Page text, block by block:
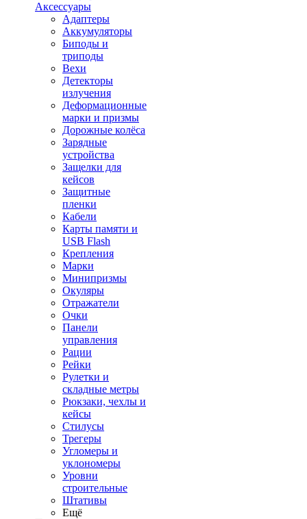
Аксессуары
Адаптеры
Аккумуляторы
Биподы и
триподы
Вехи
Детекторы
излучения
Деформационные
марки и призмы
Дорожные колёса
Зарядные
устройства
Защелки для
кейсов
Защитные
пленки
Кабели
Карты памяти и
USB Flash
Крепления
Марки
Минипризмы
Окуляры
Отражатели
Очки
Панели
управления
Рации
Рейки
Рулетки и
складные метры
Рюкзаки, чехлы и
кейсы
Стилусы
Трегеры
Угломеры и
уклономеры
Уровни
строительные
Штативы
Ещё